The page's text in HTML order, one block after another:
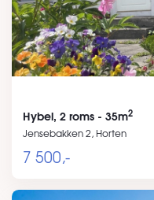
Hybel, 2 roms - 35m2
Jensebakken 2, Horten
7 500,-